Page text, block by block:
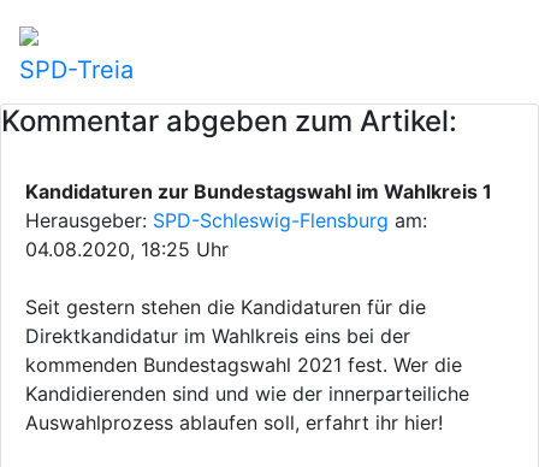
SPD-Treia
Kommentar abgeben zum Artikel:
Kandidaturen zur Bundestagswahl im Wahlkreis 1
Herausgeber: SPD-Schleswig-Flensburg am:
04.08.2020, 18:25 Uhr
Seit gestern stehen die Kandidaturen für die
Direktkandidatur im Wahlkreis eins bei der
kommenden Bundestagswahl 2021 fest. Wer die
Kandidierenden sind und wie der innerparteiliche
Auswahlprozess ablaufen soll, erfahrt ihr hier!